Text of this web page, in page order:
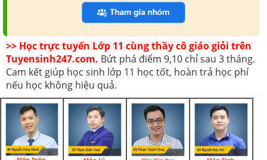
>> Học trực tuyến Lớp 11 cùng thầy cô giáo giỏi trên
Tuyensinh247.com. Bứt phá điểm 9,10 chỉ sau 3 tháng.
Cam kết giúp học sinh lớp 11 học tốt, hoàn trả học phí
nếu học không hiệu quả.